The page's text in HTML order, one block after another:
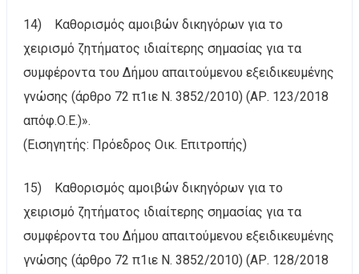
14) Καθορισμός αμοιβών δικηγόρων για το
χειρισμό ζητήματος ιδιαίτερης σημασίας για τα
συμφέροντα του Δήμου απαιτούμενου εξειδικευμένης
γνώσης (άρθρο 72 π1ιε Ν. 3852/2010) (ΑΡ. 123/2018
απόφ.Ο.Ε.)».
(Εισηγητής: Πρόεδρος Οικ. Επιτροπής)
15) Καθορισμός αμοιβών δικηγόρων για το
χειρισμό ζητήματος ιδιαίτερης σημασίας για τα
συμφέροντα του Δήμου απαιτούμενου εξειδικευμένης
γνώσης (άρθρο 72 π1ιε Ν. 3852/2010) (ΑΡ. 128/2018